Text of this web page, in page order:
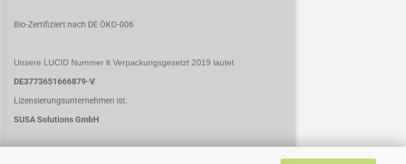
Bio-Zertifiziert nach DE ÖKO-006
Unsere LUCID Nummer lt Verpackungsgesetzt 2019 lautet
DE3773651666879-V
Lizensierungsunternehmen ist:
SUSA Solutions GmbH